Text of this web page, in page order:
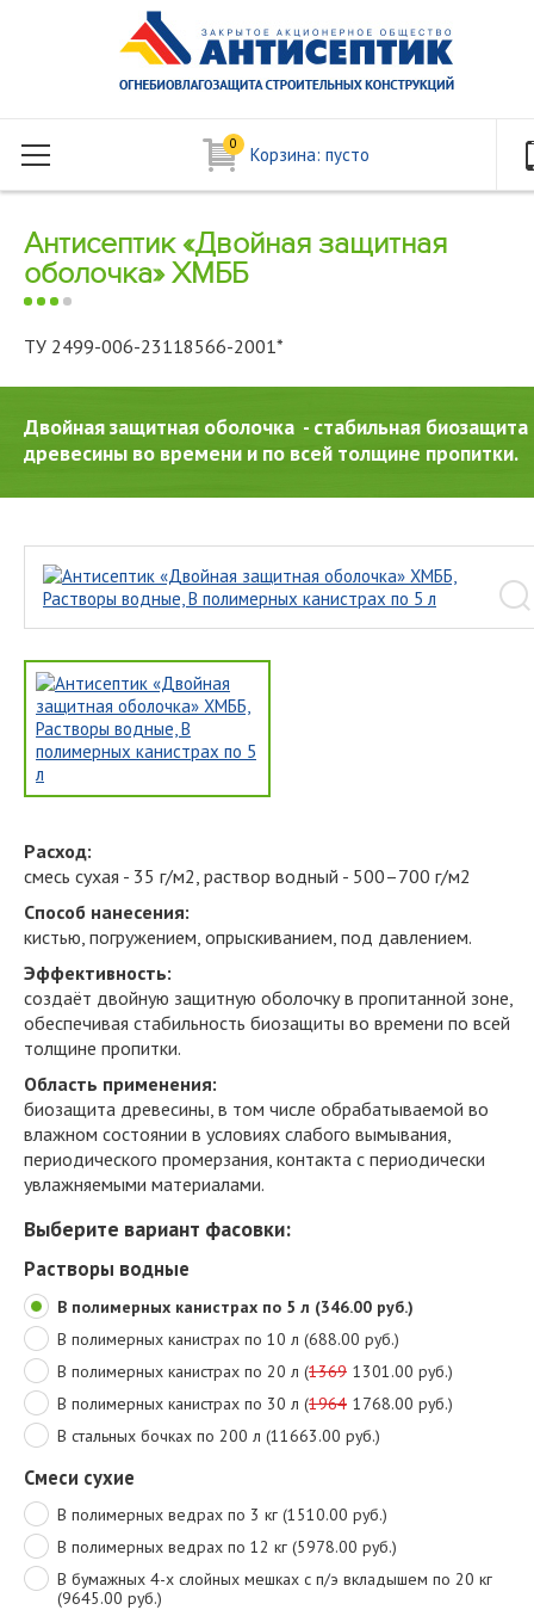
0 Корзина: пусто
Антисептик «Двойная защитная
оболочка» ХМББ
ТУ 2499-006-23118566-2001*
Двойная защитная оболочка - стабильная биозащита
древесины во времени и по всей толщине пропитки.
Расход:
смесь сухая - 35 г/м2, раствор водный - 500–700 г/м2
Способ нанесения:
кистью, погружением, опрыскиванием, под давлением.
Эффективность:
создаёт двойную защитную оболочку в пропитанной зоне,
обеспечивая стабильность биозащиты во времени по всей
толщине пропитки.
Область применения:
биозащита древесины, в том числе обрабатываемой во
влажном состоянии в условиях слабого вымывания,
периодического промерзания, контакта с периодически
увлажняемыми материалами.
Выберите вариант фасовки:
Растворы водные
В полимерных канистрах по 5 л (346.00 руб.)
В полимерных канистрах по 10 л (688.00 руб.)
В полимерных канистрах по 20 л (1369 1301.00 руб.)
В полимерных канистрах по 30 л (1964 1768.00 руб.)
В стальных бочках по 200 л (11663.00 руб.)
Смеси сухие
В полимерных ведрах по 3 кг (1510.00 руб.)
В полимерных ведрах по 12 кг (5978.00 руб.)
В бумажных 4-х слойных мешках с п/э вкладышем по 20 кг
(9645.00 руб.)